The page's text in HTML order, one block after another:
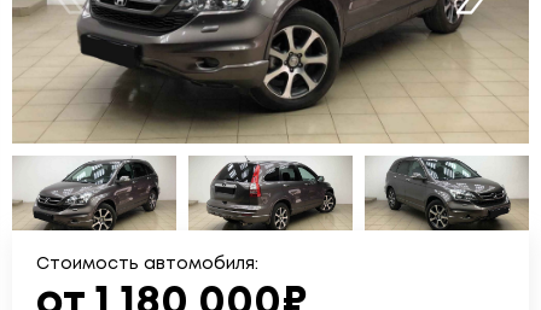
Стоимость автомобиля: